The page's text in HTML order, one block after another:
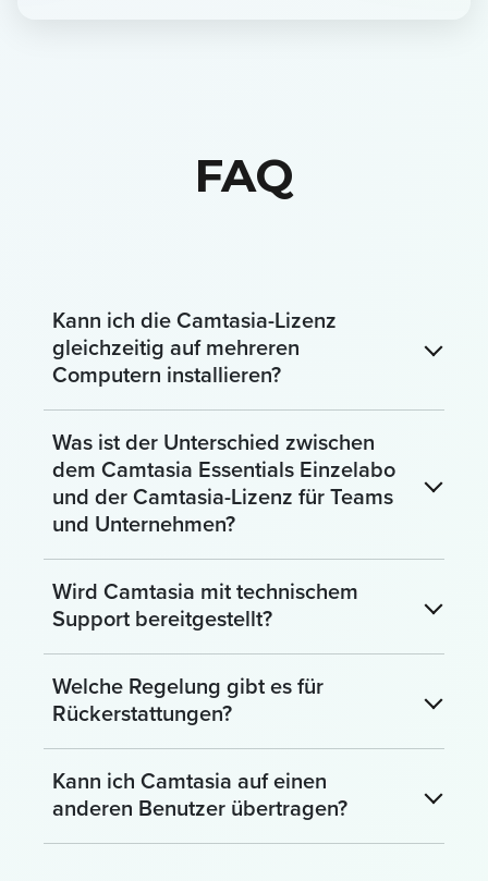
FAQ
Kann ich die Camtasia-Lizenz
gleichzeitig auf mehreren
Computern installieren?
Was ist der Unterschied zwischen
dem Camtasia Essentials Einzelabo
und der Camtasia-Lizenz für Teams
und Unternehmen?
Wird Camtasia mit technischem
Support bereitgestellt?
Welche Regelung gibt es für
Rückerstattungen?
Kann ich Camtasia auf einen
anderen Benutzer übertragen?